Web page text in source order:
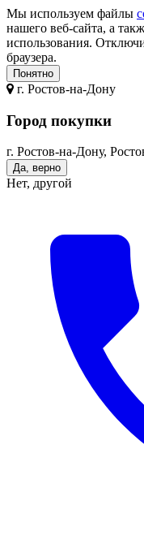
Мы используем файлы
нашего веб-сайта, а
использования.
браузера.
Понятно
г. Ростов-на-Дону
Город покупки
г. Ростов-на-Дону,
Да, верно
Нет, другой